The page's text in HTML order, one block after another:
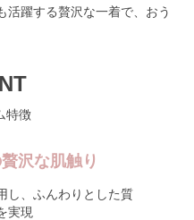
活躍する贅沢な一着で、おう
特徴
沢な肌触り
し、ふんわりとした質
実現